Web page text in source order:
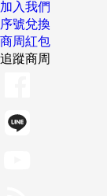
加入我們
序號兌換
商周紅包
追蹤商周